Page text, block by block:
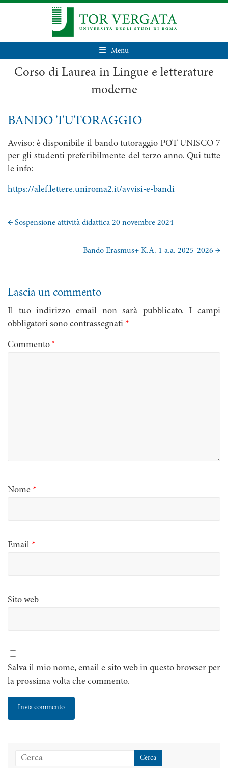
Menu
Corso di Laurea in Lingue e letterature
moderne
BANDO TUTORAGGIO
Avviso: è disponibile il bando tutoraggio POT UNISCO 7
per gli studenti preferibilmente del terzo anno. Qui tutte
le info:
https://alef.lettere.uniroma2.it/avvisi-e-bandi
← Sospensione attività didattica 20 novembre 2024
Bando Erasmus+ K.A. 1 a.a. 2025-2026 →
Lascia un commento
Il tuo indirizzo email non sarà pubblicato.
I campi
obbligatori sono contrassegnati *
Commento *
Nome *
Email *
Sito web
Salva il mio nome, email e sito web in questo browser per
la prossima volta che commento.